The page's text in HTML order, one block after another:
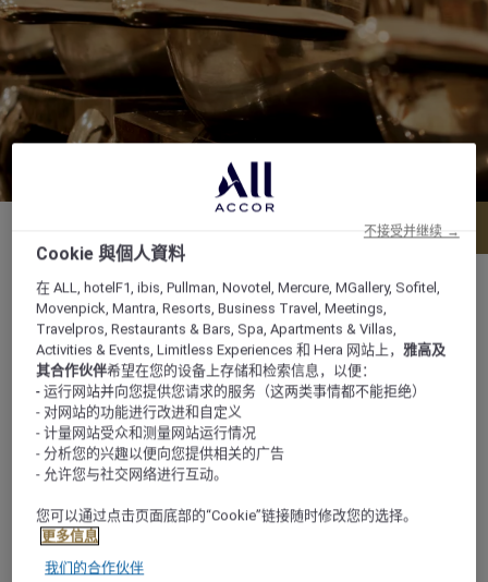
预订餐位
Wahat Road, 6th of October City, Opposite
to Mall of Egypt, Elhay Elmotamayez, 12451
POB: 39, 12451, cairo, 埃及
+20 2 3855 5001
Cookie 與個人資料
在 ALL, hotelF1, ibis, Pullman, Novotel, Mercure, MGallery, Sofitel,
Movenpick, Mantra, Resorts, Business Travel, Meetings,
Travelpros, Restaurants & Bars, Spa, Apartments & Villas,
Activities & Events, Limitless Experiences 和 Hera 网站上，雅高及
其合作伙伴希望在您的设备上存储和检索信息，以便：
- 运行网站并向您提供您请求的服务（这两类事情都不能拒绝）
- 对网站的功能进行改进和自定义
- 计量网站受众和测量网站运行情况
- 分析您的兴趣以便向您提供相关的广告
- 允许您与社交网络进行互动。
您可以通过点击页面底部的“Cookie”链接随时修改您的选择。
更多信息
我们的合作伙伴
不接受并继续 →